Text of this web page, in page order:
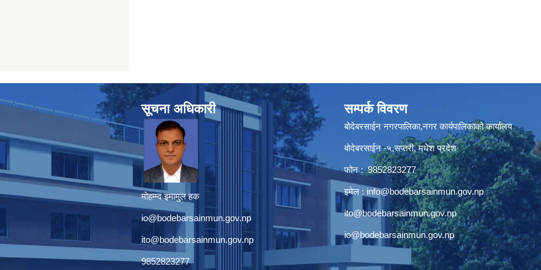
सूचना अधिकारी
मोहम्म्द इमामुल हक
io@bodebarsainmun.gov.np
ito@bodebarsainmun.gov.np
9852823277
सम्पर्क विवरण
बोदेबरसाईन नगरपालिका,नगर कार्यपालिकाको कार्यालय
बोदेबरसाईन -५,सप्तरी, मधेश प्रदेश
फोन : 9852823277
इमेल : info@bodebarsainmun.gov.np
ito@bodebarsainmun.gov.np
io@bodebarsainmun.gov.np